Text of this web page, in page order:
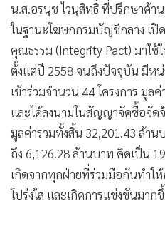
• อาชญากรรม
• Motoring
• เกม
• วิทยาศาสตร์
SMEs
หุ้น
•
อินโดจีน
• กองทุนรวม
• Celeb Online
น.ส.อรนุช ไวนุสิทธิ์ ที่ปรึกษาด้า
ในฐานะโฆษกกรมบัญชีกลาง เปิ
คุณธรรม (Integrity Pact) มาใช้
ตั้งแต่ปี 2558 จนถึงปัจจุบัน มีหน่
เข้าร่วมจำนวน 44 โครงการ มูล
และได้ลงนามในสัญญาจัดซื้อจัดจ้
มูลค่ารวมทั้งสิ้น 32,201.43 ล้า
ถึง 6,126.28 ล้านบาท คิดเป็น
เกิดจากทุกฝ่ายที่ร่วมมือกันทำใ
โปร่งใส และเกิดการแข่งขันมาก